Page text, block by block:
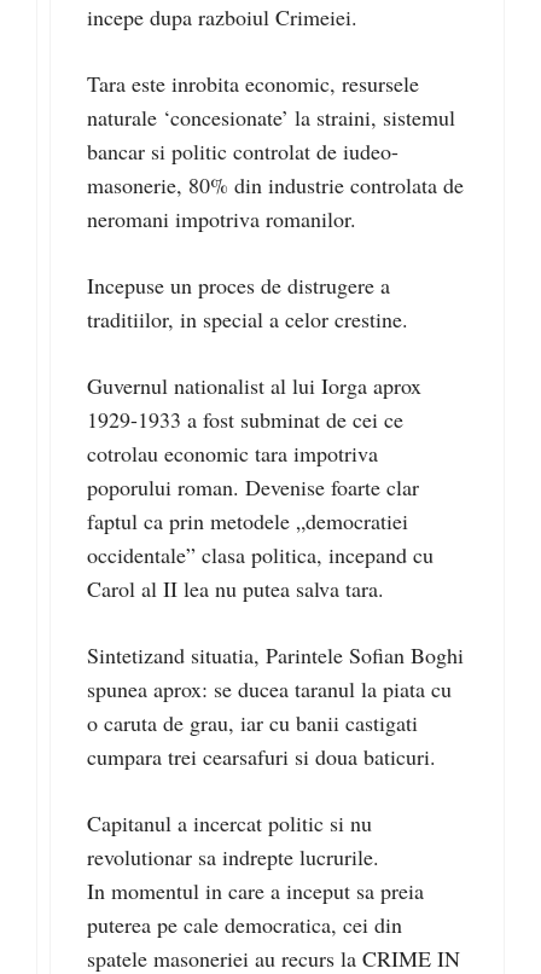
incepe dupa razboiul Crimeiei.
Tara este inrobita economic, resursele
naturale ‘concesionate’ la straini, sistemul
bancar si politic controlat de iudeo-
masonerie, 80% din industrie controlata de
neromani impotriva romanilor.
Incepuse un proces de distrugere a
traditiilor, in special a celor crestine.
Guvernul nationalist al lui Iorga aprox
1929-1933 a fost subminat de cei ce
cotrolau economic tara impotriva
poporului roman. Devenise foarte clar
faptul ca prin metodele „democratiei
occidentale” clasa politica, incepand cu
Carol al II lea nu putea salva tara.
Sintetizand situatia, Parintele Sofian Boghi
spunea aprox: se ducea taranul la piata cu
o caruta de grau, iar cu banii castigati
cumpara trei cearsafuri si doua baticuri.
Capitanul a incercat politic si nu
revolutionar sa indrepte lucrurile.
In momentul in care a inceput sa preia
puterea pe cale democratica, cei din
spatele masoneriei au recurs la CRIME IN